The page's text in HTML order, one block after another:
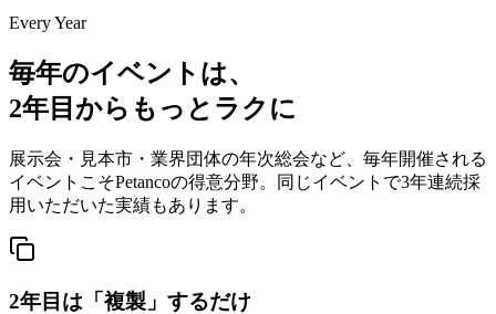
Every Year
毎年のイベントは、
2年目からもっとラクに
展示会・見本市・業界団体の年次総会など、毎年開催される
イベントこそPetancoの得意分野。同じイベントで3年連続採
用いただいた実績もあります。
2年目は「複製」するだけ